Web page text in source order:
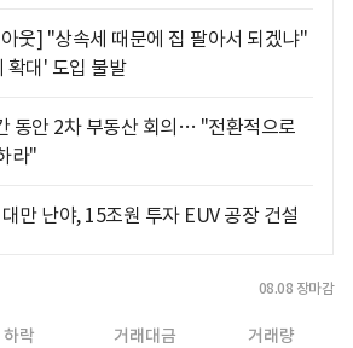
웃] "상속세 때문에 집 팔아서 되겠냐"
확대' 도입 불발
동안 2차 부동산 회의… "전환적으로
라"
만 난야, 15조원 투자 EUV 공장 건설
08.08 장마감
하락 거래대금 거래량